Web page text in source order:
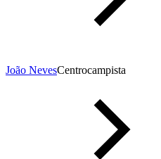
João NevesCentrocampista